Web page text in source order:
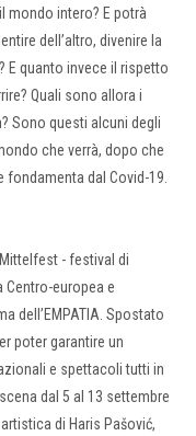
mondo intero? E potrà
dell’altro, divenire la
E quanto invece il rispetto
Quali sono allora i
Sono questi alcuni degli
che verrà, dopo che
dal Covid-19.
- festival di
europea e
dell’EMPATIA. Spostato
poter garantire un
e spettacoli tutti in
dal 5 al 13 settembre
di Haris Pašović,